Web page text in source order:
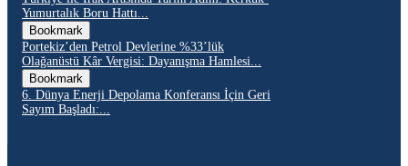
Yumurtalık Boru Hattı...
Bookmark
Portekiz’den Petrol Devlerine %33’lük
Olağanüstü Kâr Vergisi: Dayanışma Hamlesi...
Bookmark
6. Dünya Enerji Depolama Konferansı İçin Geri
Sayım Başladı:...